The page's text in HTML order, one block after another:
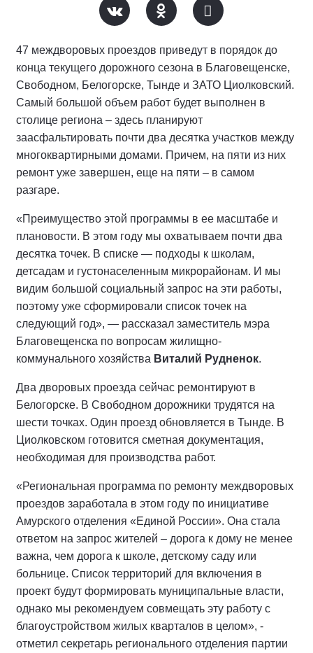
47 междворовых проездов приведут в порядок до
конца текущего дорожного сезона в Благовещенске,
Свободном, Белогорске, Тынде и ЗАТО Циолковский.
Самый большой объем работ будет выполнен в
столице региона – здесь планируют
заасфальтировать почти два десятка участков между
многоквартирными домами. Причем, на пяти из них
ремонт уже завершен, еще на пяти – в самом
разгаре.
«Преимущество этой программы в ее масштабе и
плановости. В этом году мы охватываем почти два
десятка точек. В списке — подходы к школам,
детсадам и густонаселенным микрорайонам. И мы
видим большой социальный запрос на эти работы,
поэтому уже сформировали список точек на
следующий год», — рассказал заместитель мэра
Благовещенска по вопросам жилищно-
коммунального хозяйства Виталий Рудненок.
Два дворовых проезда сейчас ремонтируют в
Белогорске. В Свободном дорожники трудятся на
шести точках. Один проезд обновляется в Тынде. В
Циолковском готовится сметная документация,
необходимая для производства работ.
«Региональная программа по ремонту междворовых
проездов заработала в этом году по инициативе
Амурского отделения «Единой России». Она стала
ответом на запрос жителей – дорога к дому не менее
важна, чем дорога к школе, детскому саду или
больнице. Список территорий для включения в
проект будут формировать муниципальные власти,
однако мы рекомендуем совмещать эту работу с
благоустройством жилых кварталов в целом», -
отметил секретарь регионального отделения партии